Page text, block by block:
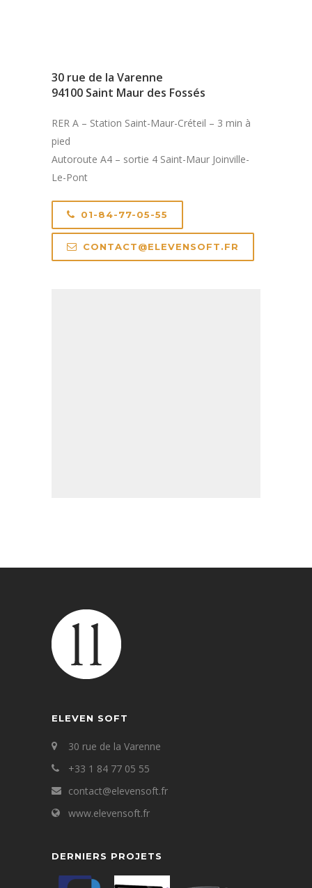
30 rue de la Varenne
94100 Saint Maur des Fossés
RER A – Station Saint-Maur-Créteil – 3 min à
pied
Autoroute A4 – sortie 4 Saint-Maur Joinville-
Le-Pont
01-84-77-05-55
CONTACT@ELEVENSOFT.FR
ELEVEN SOFT
30 rue de la Varenne
+33 1 84 77 05 55
contact@elevensoft.fr
www.elevensoft.fr
DERNIERS PROJETS